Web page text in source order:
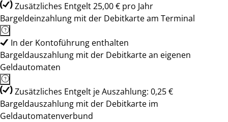
Zusätzliches Entgelt 25,00 € pro Jahr
Bargeldeinzahlung mit der Debitkarte am Terminal
In der Kontoführung enthalten
Bargeldauszahlung mit der Debitkarte an eigenen
Geldautomaten
Zusätzliches Entgelt je Auszahlung: 0,25 €
Bargeldauszahlung mit der Debitkarte im
Geldautomatenverbund